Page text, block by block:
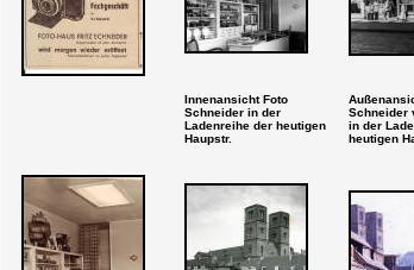
Innenansicht Foto
Schneider in der
Ladenreihe der heutigen
Haupstr.
Schneider
in der
heutigen